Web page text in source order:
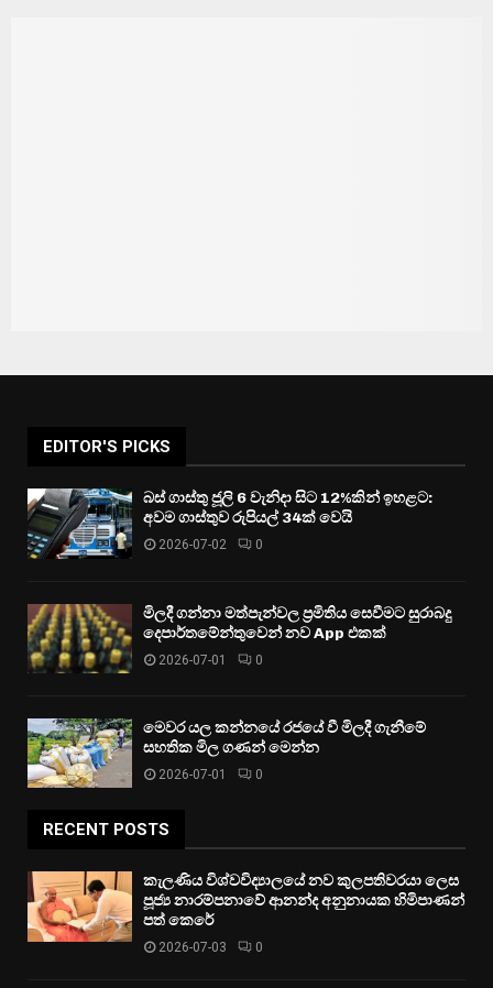
EDITOR'S PICKS
බස් ගාස්තු ජූලි 6 වැනිදා සිට 12%කින් ඉහළට:
අවම ගාස්තුව රුපියල් 34ක් වෙයි
2026-07-02 0
මිලදී ගන්නා මත්පැන්වල ප්‍රමිතිය සෙවීමට සුරාබදු
දෙපාර්තමේන්තුවෙන් නව App එකක්
2026-07-01 0
මෙවර යල කන්නයේ රජයේ වී මිලදී ගැනීමේ
සහතික මිල ගණන් මෙන්න
2026-07-01 0
RECENT POSTS
කැලණිය විශ්වවිද්‍යාලයේ නව කුලපතිවරයා ලෙස
පූජ්‍ය නාරම්පනාවේ ආනන්ද අනුනායක හිමිපාණන්
පත් කෙරේ
2026-07-03 0